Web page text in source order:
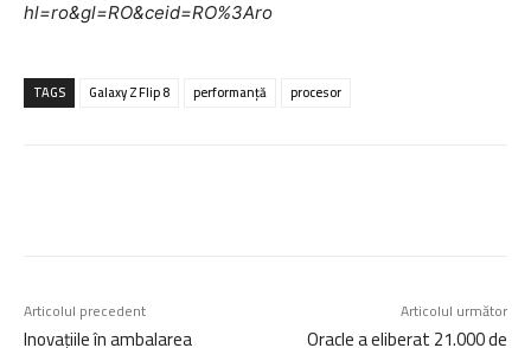
hl=ro&gl=RO&ceid=RO%3Aro
TAGS Galaxy Z Flip 8 performanță procesor
Articolul precedent
Inovațiile în ambalarea
Articolul următor
Oracle a eliberat 21.000 de